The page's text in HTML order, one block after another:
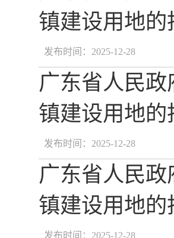
镇建设用地的
发布时间：2025-12-28
广东省人民政
镇建设用地的
发布时间：2025-12-28
广东省人民政
镇建设用地的
发布时间：2025-12-28